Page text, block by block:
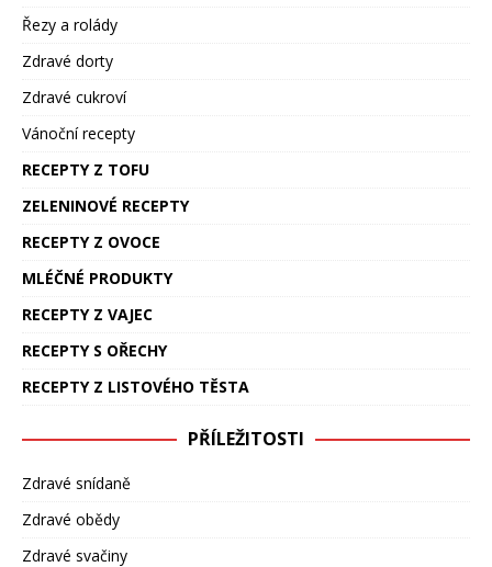
Řezy a rolády
Zdravé dorty
Zdravé cukroví
Vánoční recepty
RECEPTY Z TOFU
ZELENINOVÉ RECEPTY
RECEPTY Z OVOCE
MLÉČNÉ PRODUKTY
RECEPTY Z VAJEC
RECEPTY S OŘECHY
RECEPTY Z LISTOVÉHO TĚSTA
PŘÍLEŽITOSTI
Zdravé snídaně
Zdravé obědy
Zdravé svačiny